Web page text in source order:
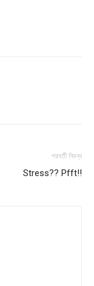
পরবর্তী নিবন্ধ
Stress?? Pfft!!